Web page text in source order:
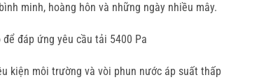
minh, hoàng hôn và những ngày nhiều mây.
đáp ứng yêu cầu tải 5400 Pa
kiện môi trường và vòi phun nước áp suất thấp